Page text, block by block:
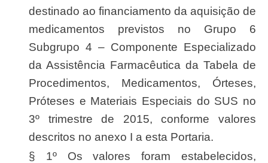
destinado ao financiamento da aquisição de
medicamentos previstos no Grupo 6
Subgrupo 4 – Componente Especializado
da Assistência Farmacêutica da Tabela de
Procedimentos, Medicamentos, Órteses,
Próteses e Materiais Especiais do SUS no
3º trimestre de 2015, conforme valores
descritos no anexo I a esta Portaria.
§ 1º Os valores foram estabelecidos,